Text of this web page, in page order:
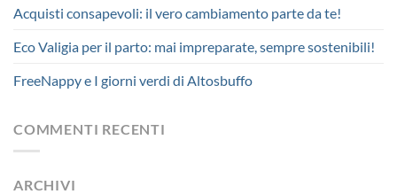
Acquisti consapevoli: il vero cambiamento parte da te!
Eco Valigia per il parto: mai impreparate, sempre sostenibili!
FreeNappy e I giorni verdi di Altosbuffo
COMMENTI RECENTI
ARCHIVI